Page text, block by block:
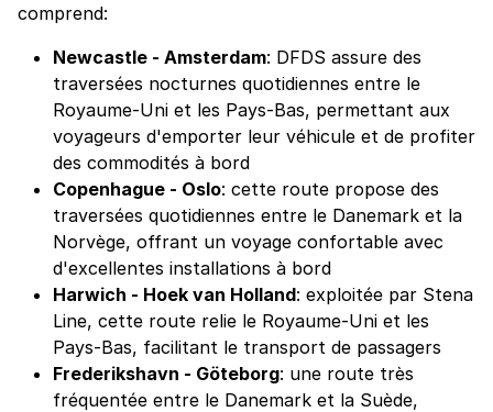
comprend:
Newcastle - Amsterdam: DFDS assure des
traversées nocturnes quotidiennes entre le
Royaume-Uni et les Pays-Bas, permettant aux
voyageurs d'emporter leur véhicule et de profiter
des commodités à bord
Copenhague - Oslo: cette route propose des
traversées quotidiennes entre le Danemark et la
Norvège, offrant un voyage confortable avec
d'excellentes installations à bord
Harwich - Hoek van Holland: exploitée par Stena
Line, cette route relie le Royaume-Uni et les
Pays-Bas, facilitant le transport de passagers
Frederikshavn - Göteborg: une route très
fréquentée entre le Danemark et la Suède,